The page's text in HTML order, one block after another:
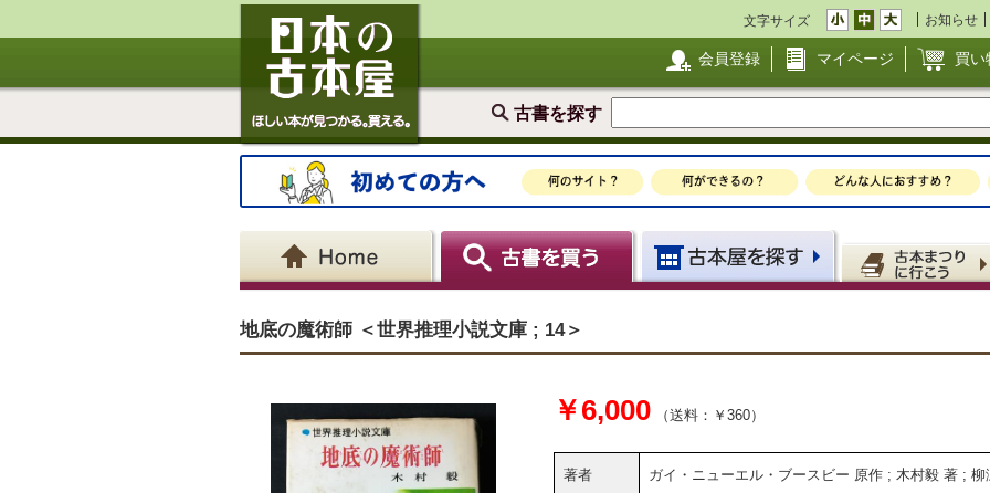
文字サイズ お知らせ
会員登録 マイページ 買い
古書を探す
地底の魔術師 ＜世界推理小説文庫 ; 14＞
￥6,000 （送料：￥360）
著者
ガイ・ニューエル・ブースビー 原作 ; 木村毅 著 ; 柳